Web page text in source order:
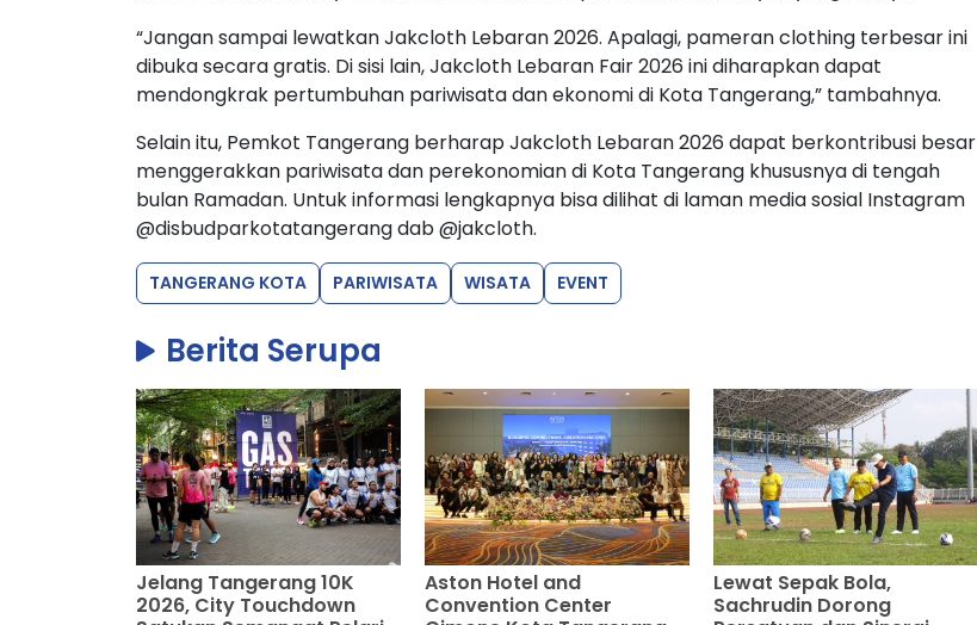
“Jangan sampai lewatkan Jakcloth Lebaran 2026. Apalagi, pameran clothing terbesar ini
dibuka secara gratis. Di sisi lain, Jakcloth Lebaran Fair 2026 ini diharapkan dapat
mendongkrak pertumbuhan pariwisata dan ekonomi di Kota Tangerang,” tambahnya.
Selain itu, Pemkot Tangerang berharap Jakcloth Lebaran 2026 dapat berkontribusi besar
menggerakkan pariwisata dan perekonomian di Kota Tangerang khususnya di tengah
bulan Ramadan. Untuk informasi lengkapnya bisa dilihat di laman media sosial Instagram
@disbudparkotatangerang dab @jakcloth.
TANGERANG KOTA PARIWISATA WISATA EVENT
Berita Serupa
Jelang Tangerang 10K
2026, City Touchdown
Aston Hotel and
Convention Center
Lewat Sepak Bola,
Sachrudin Dorong